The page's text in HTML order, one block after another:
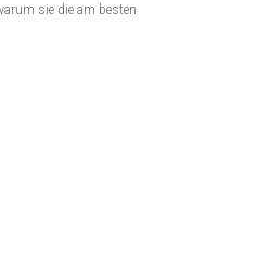
sie die am besten